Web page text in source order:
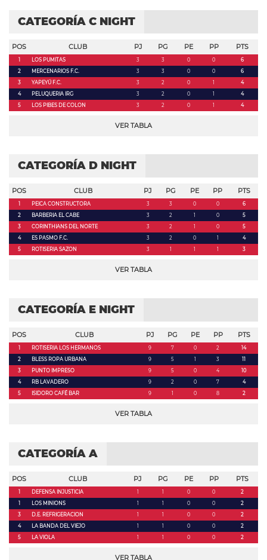
CATEGORÍA C NIGHT
POS CLUB PJ PG PE PP PTS
1 LOS PUMITAS 3 3 0 0
6
2
MERCENARIOS F.C. 3 3 0 0
6
3
YAPEYÚ F.C. 3 2 0 1
4
4
PELUQUERIA IRG 3 2 0 1
4
5
LOS PIBES DE COLON 3 2 0 1 4
VER TABLA
CATEGORÍA D NIGHT
POS CLUB PJ PG PE PP PTS
1 PEICA CONSTRUCTORA 3 3 0 0
6
2
BARBERIA EL CABE 3 2 1 0
5
3
CORINTHIANS DEL NORTE 3 2 1 0
5
4
ES PASMO F.C. 3 2 0 1
4
5
ROTISERIA SAZON 3 1 1 1 3
VER TABLA
CATEGORÍA E NIGHT
POS CLUB PJ PG PE PP PTS
1 ROTISERIA LOS HERMANOS 9 7 0 2
14
2
BLESS ROPA URBANA 9 5 1 3
11
3
PUNTO IMPRESO 9 5 0 4
10
4
RB LAVADERO 9 2 0 7
4
5
ISIDORO CAFÉ BAR 9 1 0 8 2
VER TABLA
CATEGORÍA A
POS CLUB PJ PG PE PP PTS
1 DEFENSA INJUSTICIA 1 1 0 0
2
1
LOS MINIONS 1 1 0 0
2
3
D.E. REFRIGERACION 1 1 0 0
2
4
LA BANDA DEL VIEJO 1 1 0 0
2
5
LA VIOLA 1 1 0 0 2
VER TABLA